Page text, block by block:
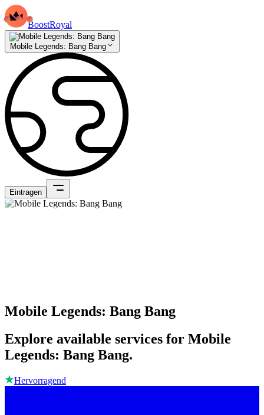
BoostRoyal
Mobile Legends: Bang Bang
Eintragen
Mobile Legends: Bang Bang
Explore available services for Mobile
Legends: Bang Bang.
Hervorragend